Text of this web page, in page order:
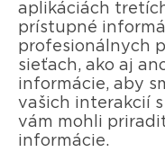
aplikáciách
prístupné
profesionálnych
sieťach, ako aj
informácie, aby
vašich interakcií
vám mohli
informácie.